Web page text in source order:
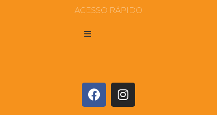
ACESSO RÁPIDO